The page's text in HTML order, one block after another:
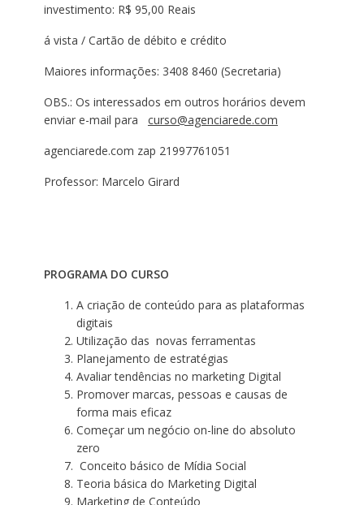
investimento: R$ 95,00 Reais
á vista / Cartão de débito e crédito
Maiores informações: 3408 8460 (Secretaria)
OBS.: Os interessados em outros horários devem
enviar e-mail para curso@agenciarede.com
agenciarede.com zap 21997761051
Professor: Marcelo Girard
PROGRAMA DO CURSO
A criação de conteúdo para as plataformas
digitais
Utilização das novas ferramentas
Planejamento de estratégias
Avaliar tendências no marketing Digital
Promover marcas, pessoas e causas de
forma mais eficaz
Começar um negócio on-line do absoluto
zero
Conceito básico de Mídia Social
Teoria básica do Marketing Digital
Marketing de Conteúdo